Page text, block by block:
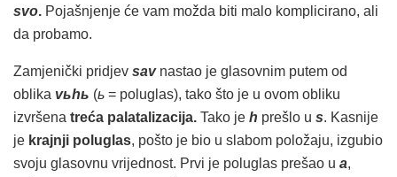
svo. Pojašnjenje će vam možda biti malo komplicirano, ali
da probamo.
Zamjenički pridjev savnastao je glasovnim putem od
oblika vьhь (ь = poluglas), tako što je u ovom obliku
izvršena treća palatalizacija. Tako je h prešlo u s. Kasnije
je krajnji poluglas, pošto je bio u slabom položaju, izgubio
svoju glasovnu vrijednost. Prvi je poluglas prešao u a,